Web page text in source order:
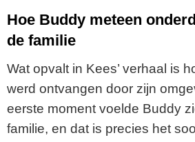
Hoe Buddy meteen
de familie
Wat opvalt in Kees’ verhaal is
werd ontvangen door zijn
eerste moment voelde Buddy
familie, en dat is precies het